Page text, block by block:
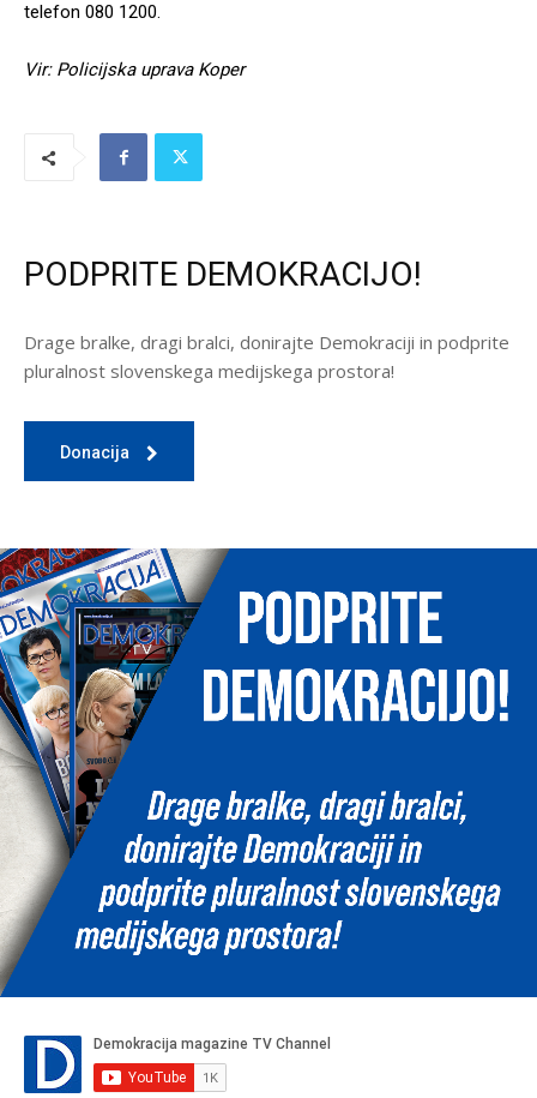
telefon 080 1200.
Vir: Policijska uprava Koper
PODPRITE DEMOKRACIJO!
Drage bralke, dragi bralci, donirajte Demokraciji in podprite
pluralnost slovenskega medijskega prostora!
Donacija